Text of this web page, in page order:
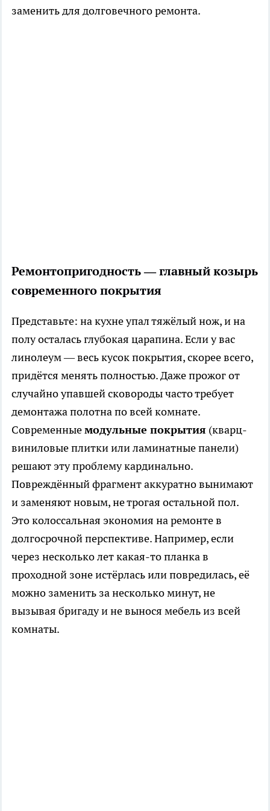
заменить для долговечного ремонта.
Ремонтопригодность — главный козырь
современного покрытия
Представьте: на кухне упал тяжёлый нож, и на
полу осталась глубокая царапина. Если у вас
линолеум — весь кусок покрытия, скорее всего,
придётся менять полностью. Даже прожог от
случайно упавшей сковороды часто требует
демонтажа полотна по всей комнате.
Современныемодульные покрытия (кварц-
виниловые плитки или ламинатные панели)
решают эту проблему кардинально.
Повреждённый фрагмент аккуратно вынимают
и заменяют новым, не трогая остальной пол.
Это колоссальная экономия на ремонте в
долгосрочной перспективе. Например, если
через несколько лет какая-то планка в
проходной зоне истёрлась или повредилась, её
можно заменить за несколько минут, не
вызывая бригаду и не вынося мебель из всей
комнаты.